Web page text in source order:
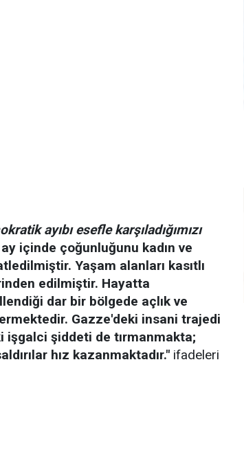
ayıbı esefle karşıladığımızı
içinde çoğunluğunu kadın ve
Yaşam alanları kasıtlı
edilmiştir. Hayatta
dar bir bölgede açlık ve
Gazze'deki insani trajedi
işgalci şiddeti de tırmanmakta;
hız kazanmaktadır." ifadeleri